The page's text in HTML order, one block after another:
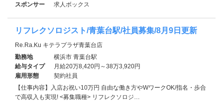
スポンサー
求人ボックス
リフレクソロジスト/青葉台駅/社員募集/8月9日更新
Re.Ra.Ku キテラプラザ青葉台店
勤務地
横浜市 青葉台駅
給与タイプ
月給20万8,420円～38万3,920円
雇用形態
契約社員
【仕事内容】入店お祝い10万円 自由な働き方やWワークOK/指名・歩合
で高収入も実現! <募集職種> リフレクソロジ…